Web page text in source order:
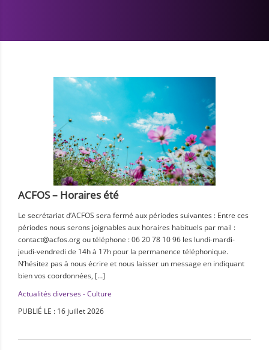
ACFOS – Horaires été
Le secrétariat d’ACFOS sera fermé aux périodes suivantes : Entre ces
périodes nous serons joignables aux horaires habituels par mail :
contact@acfos.org ou téléphone : 06 20 78 10 96 les lundi-mardi-
jeudi-vendredi de 14h à 17h pour la permanence téléphonique.
N’hésitez pas à nous écrire et nous laisser un message en indiquant
bien vos coordonnées, […]
Actualités diverses - Culture
PUBLIÉ LE : 16 juillet 2026